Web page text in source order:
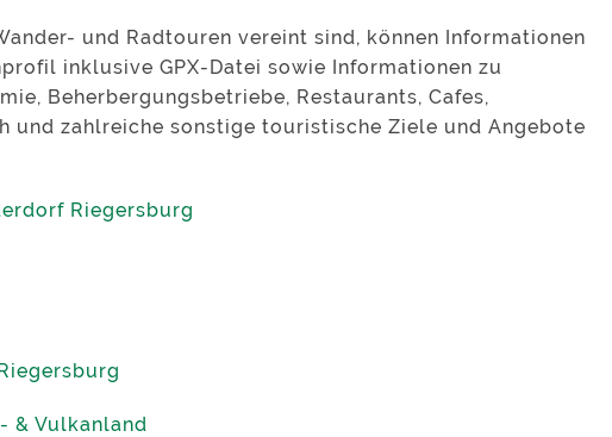
und Radtouren vereint sind, können Informationen
inklusive GPX-Datei sowie Informationen zu
Beherbergungsbetriebe, Restaurants, Cafes,
und zahlreiche sonstige touristische Ziele und Angebote
Riegersburg
& Vulkanland